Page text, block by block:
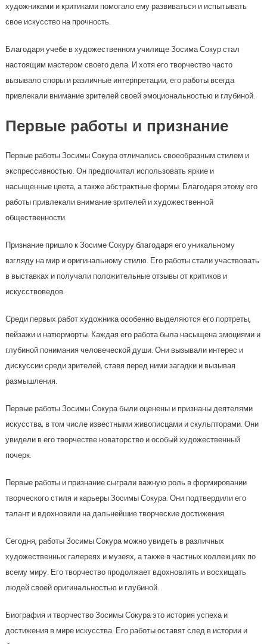
художниками и критиками помогало ему развиваться и испытывать
свое искусство на прочность.
Благодаря учебе в художественном училище Зосима Сокур стал
настоящим мастером своего дела. И хотя его творчество часто
вызывало споры и различные интерпретации, его работы всегда
привлекали внимание зрителей своей эмоциональностью и глубиной.
Первые работы и признание
Первые работы Зосимы Сокура отличались своеобразным стилем и
экспрессивностью. Он предпочитал использовать яркие и
насыщенные цвета, а также абстрактные формы. Благодаря этому его
работы привлекали внимание зрителей и художественной
общественности.
Признание пришло к Зосиме Сокуру благодаря его уникальному
взгляду на мир и оригинальному стилю. Его работы стали участвовать
в выставках и получали положительные отзывы от критиков и
искусствоведов.
Среди первых работ художника особенно выделяются его портреты,
пейзажи и натюрморты. Каждая его работа была насыщена эмоциями и
глубиной понимания человеческой души. Они вызывали интерес и
дискуссии среди зрителей, ставя перед ними загадки и вызывая
размышления.
Первые работы Зосимы Сокура были оценены и признаны деятелями
искусства, в том числе известными живописцами и скульпторами. Они
увидели в его творчестве новаторство и особый художественный
почерк.
Первые работы и признание сыграли важную роль в формировании
творческого стиля и карьеры Зосимы Сокура. Они подтвердили его
талант и вдохновили на дальнейшие творческие достижения.
Сегодня, работы Зосимы Сокура можно увидеть в различных
художественных галереях и музеях, а также в частных коллекциях по
всему миру. Его творчество продолжает вдохновлять и восхищать
людей своей оригинальностью и глубиной.
Биография и творчество Зосимы Сокура это история успеха и
достижения в мире искусства. Его работы оставят след в истории и